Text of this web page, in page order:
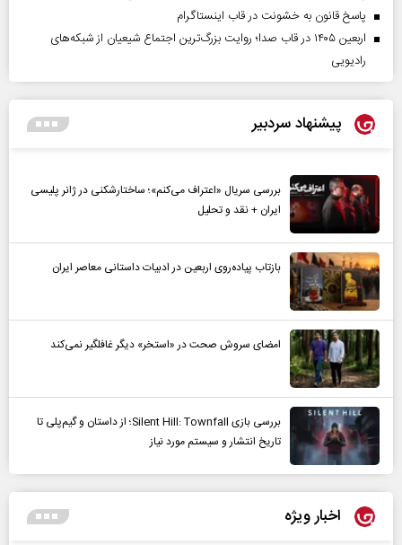
پاسخ قانون به خشونت در قاب اینستاگرام
اربعین ۱۴۰۵ در قاب صدا؛ روایت بزرگ‌ترین اجتماع شیعیان از شبکه‌های
رادیویی
پیشنهاد سردبیر
بررسی سریال «اعتراف می‌کنم»؛ ساختارشکنی در ژانر پلیسی
ایران + نقد و تحلیل
بازتاب پیاده‌روی اربعین در ادبیات داستانی معاصر ایران
امضای سروش صحت در «استخر» دیگر غافلگیر نمی‌کند
بررسی بازی Silent Hill: Townfall؛ از داستان و گیم‌پلی تا
تاریخ انتشار و سیستم مورد نیاز
اخبار ویژه